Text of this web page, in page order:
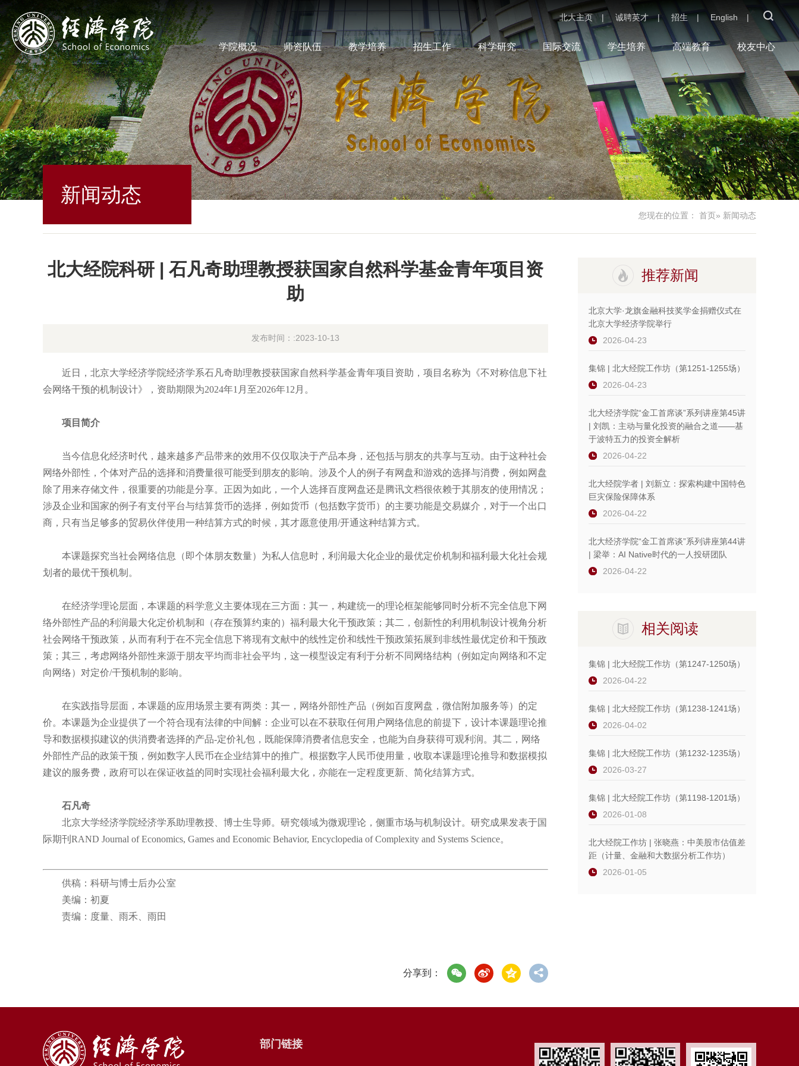
北大主页 | 诚聘英才 | 招生 | English |
学院概况 师资队伍 教学培养 招生工作 科学研究 国际交流 学生培养 高端教育 校友中心
新闻动态
您现在的位置： 首页» 新闻动态
推荐新闻
北京大学·龙旗金融科技奖学金捐赠仪式在
北京大学经济学院举行
2026-04-23
集锦 | 北大经院工作坊（第1251-1255场）
2026-04-23
北大经济学院“金工首席谈”系列讲座第45讲
| 刘凯：主动与量化投资的融合之道——基
于波特五力的投资全解析
2026-04-22
北大经院学者 | 刘新立：探索构建中国特色
巨灾保险保障体系
2026-04-22
北大经济学院“金工首席谈”系列讲座第44讲
| 梁举：AI Native时代的一人投研团队
2026-04-22
相关阅读
集锦 | 北大经院工作坊（第1247-1250场）
2026-04-22
集锦 | 北大经院工作坊（第1238-1241场）
2026-04-02
集锦 | 北大经院工作坊（第1232-1235场）
2026-03-27
集锦 | 北大经院工作坊（第1198-1201场）
2026-01-08
北大经院工作坊 | 张晓燕：中美股市估值差
距（计量、金融和大数据分析工作坊）
2026-01-05
北大经院科研 | 石凡奇助理教授获国家自然科学基金青年项目资
助
发布时间：:2023-10-13
近日，北京大学经济学院经济学系石凡奇助理教授获国家自然科学基金青年项目资助，项目名称为《不对称信息下社
会网络干预的机制设计》，资助期限为2024年1月至2026年12月。
项目简介
当今信息化经济时代，越来越多产品带来的效用不仅仅取决于产品本身，还包括与朋友的共享与互动。由于这种社会
网络外部性，个体对产品的选择和消费量很可能受到朋友的影响。涉及个人的例子有网盘和游戏的选择与消费，例如网盘
除了用来存储文件，很重要的功能是分享。正因为如此，一个人选择百度网盘还是腾讯文档很依赖于其朋友的使用情况；
涉及企业和国家的例子有支付平台与结算货币的选择，例如货币（包括数字货币）的主要功能是交易媒介，对于一个出口
商，只有当足够多的贸易伙伴使用一种结算方式的时候，其才愿意使用/开通这种结算方式。
本课题探究当社会网络信息（即个体朋友数量）为私人信息时，利润最大化企业的最优定价机制和福利最大化社会规
划者的最优干预机制。
在经济学理论层面，本课题的科学意义主要体现在三方面：其一，构建统一的理论框架能够同时分析不完全信息下网
络外部性产品的利润最大化定价机制和（存在预算约束的）福利最大化干预政策；其二，创新性的利用机制设计视角分析
社会网络干预政策，从而有利于在不完全信息下将现有文献中的线性定价和线性干预政策拓展到非线性最优定价和干预政
策；其三，考虑网络外部性来源于朋友平均而非社会平均，这一模型设定有利于分析不同网络结构（例如定向网络和不定
向网络）对定价/干预机制的影响。
在实践指导层面，本课题的应用场景主要有两类：其一，网络外部性产品（例如百度网盘，微信附加服务等）的定
价。本课题为企业提供了一个符合现有法律的中间解：企业可以在不获取任何用户网络信息的前提下，设计本课题理论推
导和数据模拟建议的供消费者选择的产品-定价礼包，既能保障消费者信息安全，也能为自身获得可观利润。其二，网络
外部性产品的政策干预，例如数字人民币在企业结算中的推广。根据数字人民币使用量，收取本课题理论推导和数据模拟
建议的服务费，政府可以在保证收益的同时实现社会福利最大化，亦能在一定程度更新、简化结算方式。
石凡奇
北京大学经济学院经济学系助理教授、博士生导师。研究领域为微观理论，侧重市场与机制设计。研究成果发表于国
际期刊RAND Journal of Economics, Games and Economic Behavior, Encyclopedia of Complexity and Systems Science。
供稿：科研与博士后办公室
美编：初夏
责编：度量、雨禾、雨田
分享到：
部门链接